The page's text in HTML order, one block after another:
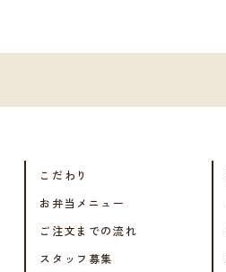
こだわり
お弁当メニュー
ご注文までの流れ
スタッフ募集